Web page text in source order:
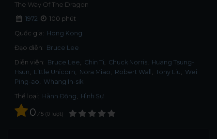
The Way Of The Dragon
1972
100 phút
Quốc gia: Hong Kong
Đạo diễn: Bruce Lee
Diễn viên: Bruce Lee Chin Ti Chuck Norris
Huang Tsung-
Hsun
Little Unicorn Nora Miao Robert Wall Tony Liu
Wei
Ping-ao
Whang In-sik
Thể loại: Hành Động, Hình Sự
0 / 5 0 lượt